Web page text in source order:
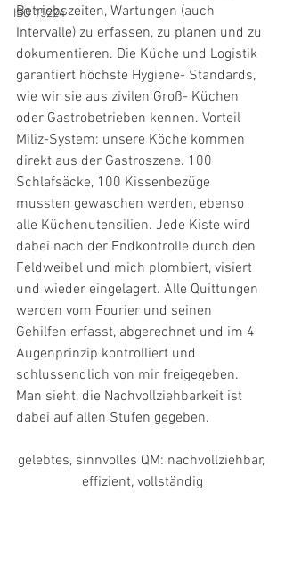
ISO 15224
Betriebszeiten, Wartungen (auch
Intervalle) zu erfassen, zu planen und zu
dokumentieren. Die Küche und Logistik
garantiert höchste Hygiene- Standards,
wie wir sie aus zivilen Groß- Küchen
oder Gastrobetrieben kennen. Vorteil
Miliz-System: unsere Köche kommen
direkt aus der Gastroszene. 100
Schlafsäcke, 100 Kissenbezüge
mussten gewaschen werden, ebenso
alle Küchenutensilien. Jede Kiste wird
dabei nach der Endkontrolle durch den
Feldweibel und mich plombiert, visiert
und wieder eingelagert. Alle Quittungen
werden vom Fourier und seinen
Gehilfen erfasst, abgerechnet und im 4
Augenprinzip kontrolliert und
schlussendlich von mir freigegeben.
Man sieht, die Nachvollziehbarkeit ist
dabei auf allen Stufen gegeben.
gelebtes, sinnvolles QM: nachvollziehbar,
effizient, vollständig